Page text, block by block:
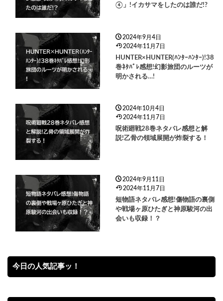
④」!イカサマをしたのは誰だ!?
2024年9月4日
2024年11月7日
HUNTER×HUNTER(ﾊﾝﾀｰﾊﾝﾀｰ)!38
巻ﾈﾀﾊﾞﾚ感想!幻影旅団のルーツが
明かされる…!
2024年10月4日
2024年11月7日
呪術廻戦28巻ネタバレ感想と解
説!乙骨の領域展開が炸裂する！
2024年9月11日
2024年11月7日
短物語ネタバレ感想!傷物語の裏側
や戦場ヶ原ひたぎと神原駿河の出
会いも収録！？
今日の人気記事ッ！